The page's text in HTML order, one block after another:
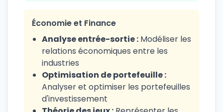
Économie et Finance
Analyse entrée-sortie : Modéliser les
relations économiques entre les
industries
Optimisation de portefeuille :
Analyser et optimiser les portefeuilles
d'investissement